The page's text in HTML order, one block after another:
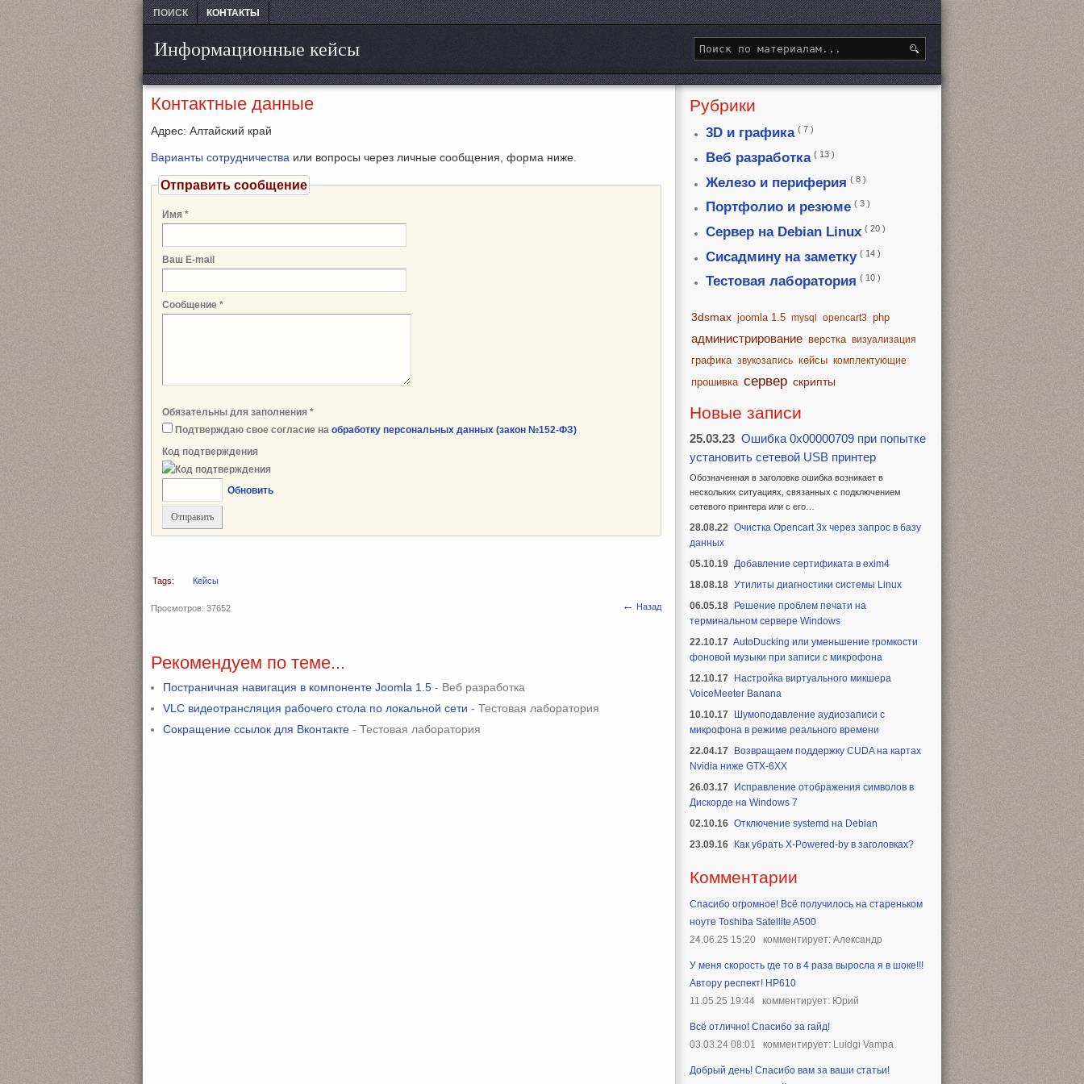
ПОИСК КОНТАКТЫ
Информационные кейсы
Контактные данные
Адрес: Алтайский край
Варианты сотрудничества или вопросы через личные сообщения, форма ниже.
Отправить сообщение
Имя *
Ваш E-mail
Сообщение *
Обязательны для заполнения *
Подтверждаю свое согласие на обработку персональных данных (закон №152-ФЗ)
Код подтверждения
Обновить
Tags: Кейсы
Просмотров: 37652 ← Назад
Рекомендуем по теме...
Постраничная навигация в компоненте Joomla 1.5 - Веб разработка
VLC видеотрансляция рабочего стола по локальной сети - Тестовая лаборатория
Сокращение ссылок для Вконтакте - Тестовая лаборатория
Рубрики
3D и графика ( 7 )
Веб разработка ( 13 )
Железо и периферия ( 8 )
Портфолио и резюме ( 3 )
Сервер на Debian Linux ( 20 )
Сисадмину на заметку ( 14 )
Тестовая лаборатория ( 10 )
3dsmax joomla 1.5 mysql opencart3 php
администрирование верстка визуализация
графика звукозапись кейсы комплектующие
прошивка сервер скрипты
Новые записи
25.03.23 Ошибка 0x00000709 при попытке
установить сетевой USB принтер
Обозначенная в заголовке ошибка возникает в
нескольких ситуациях, связанных с подключением
сетевого принтера или с его…
28.08.22 Очистка Opencart 3x через запрос в базу
данных
05.10.19 Добавление сертификата в exim4
18.08.18 Утилиты диагностики системы Linux
06.05.18 Решение проблем печати на
терминальном сервере Windows
22.10.17 AutoDucking или уменьшение громкости
фоновой музыки при записи с микрофона
12.10.17
Настройка виртуального микшера
VoiceMeeter Banana
10.10.17
Шумоподавление аудиозаписи с
микрофона в режиме реального времени
22.04.17
Возвращаем поддержку CUDA на картах
Nvidia ниже GTX-6XX
26.03.17
Исправление отображения символов в
Дискорде на Windows 7
02.10.16 Отключение systemd на Debian
23.09.16 Как убрать X-Powered-by в заголовках?
Комментарии
Спасибо огромное! Всё получилось на стареньком
ноуте Toshiba Satellite A500
24.06.25 15:20 комментирует: Александр
У меня скорость где то в 4 раза выросла я в шоке!!!
Автору респект! HP610
11.05.25 19:44 комментирует: Юрий
Всё отлично! Спасибо за гайд!
03.03.24 08:01
комментирует: Luidgi Vampa
Добрый день! Спасибо вам за ваши статьи!